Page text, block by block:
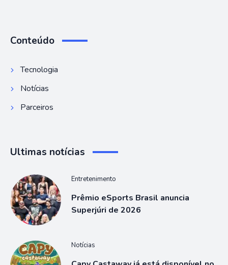
Conteúdo
Tecnologia
Notícias
Parceiros
Ultimas notícias
Entretenimento
Prêmio eSports Brasil anuncia
Superjúri de 2026
Notícias